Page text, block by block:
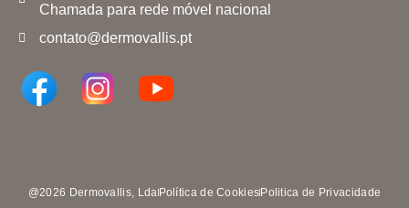
Chamada para rede móvel nacional
contato@dermovallis.pt
@2026 Dermovallis, LdaPolítica de CookiesPolitica de Privacidade